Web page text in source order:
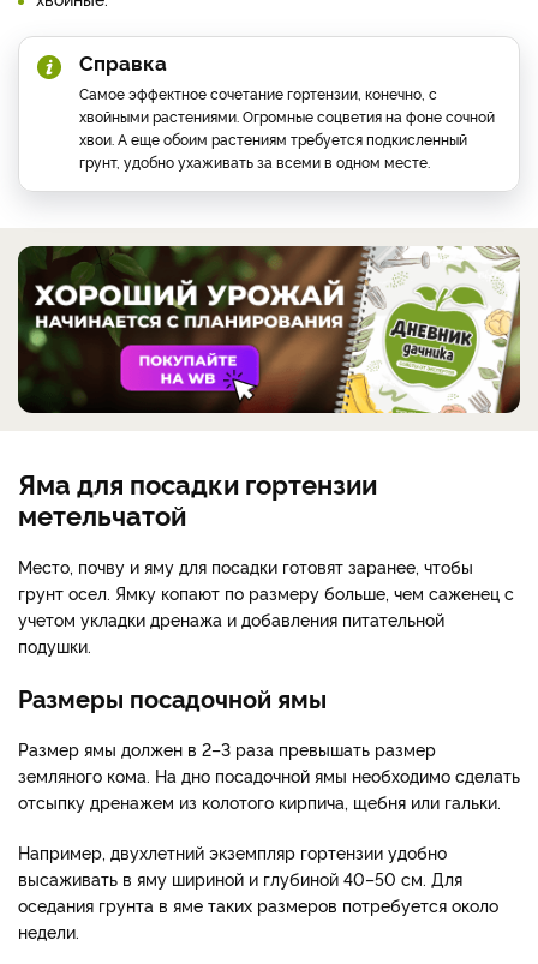
Справка
Самое эффектное сочетание гортензии, конечно, с
хвойными растениями. Огромные соцветия на фоне сочной
хвои. А еще обоим растениям требуется подкисленный
грунт, удобно ухаживать за всеми в одном месте.
Яма для посадки гортензии
метельчатой
Место, почву и яму для посадки готовят заранее, чтобы
грунт осел. Ямку копают по размеру больше, чем саженец с
учетом укладки дренажа и добавления питательной
подушки.
Размеры посадочной ямы
Размер ямы должен в 2–3 раза превышать размер
земляного кома. На дно посадочной ямы необходимо сделать
отсыпку дренажем из колотого кирпича, щебня или гальки.
Например, двухлетний экземпляр гортензии удобно
высаживать в яму шириной и глубиной 40–50 см. Для
оседания грунта в яме таких размеров потребуется около
недели.